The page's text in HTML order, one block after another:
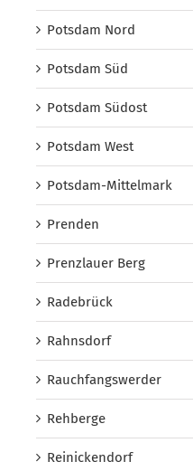
Potsdam Nord
Potsdam Süd
Potsdam Südost
Potsdam West
Potsdam-Mittelmark
Prenden
Prenzlauer Berg
Radebrück
Rahnsdorf
Rauchfangswerder
Rehberge
Reinickendorf